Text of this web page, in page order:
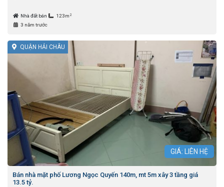
Nhà đất bán 123m 2
3 năm trước
QUẬN HẢI CHÂU
GIÁ: LIÊN HỆ
Bán nhà mặt phố Lương Ngọc Quyến 140m, mt 5m xây 3 tầng giá
13.5 tỷ.